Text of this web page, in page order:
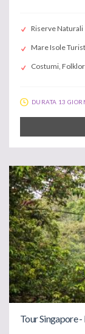
Riserve Naturali
Mare Isole
Costumi,
DURATA 13
Tour Singapore